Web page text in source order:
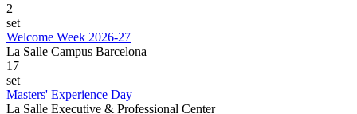
2
set
Welcome Week 2026-27
La Salle Campus Barcelona
17
set
Masters' Experience Day
La Salle Executive & Professional Center